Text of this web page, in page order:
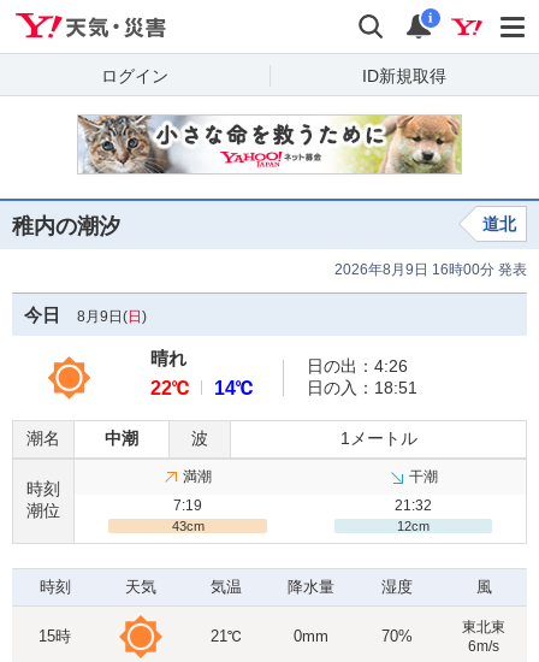
検索 通知
i
ログイン ID新規取得
稚内の潮汐 道北
2026年8月9日 16時00分 発表
今日 8月9日(日 )
晴れ
22℃
14℃
日の出：4:26
日の入：18:51
潮名 中潮 波 1メートル
時刻
潮位
満潮
7:19
43cm
干潮
21:32
12cm
時刻 天気 気温 降水量 湿度 風
15時 21℃ 0mm 70%
東北東
6m/s